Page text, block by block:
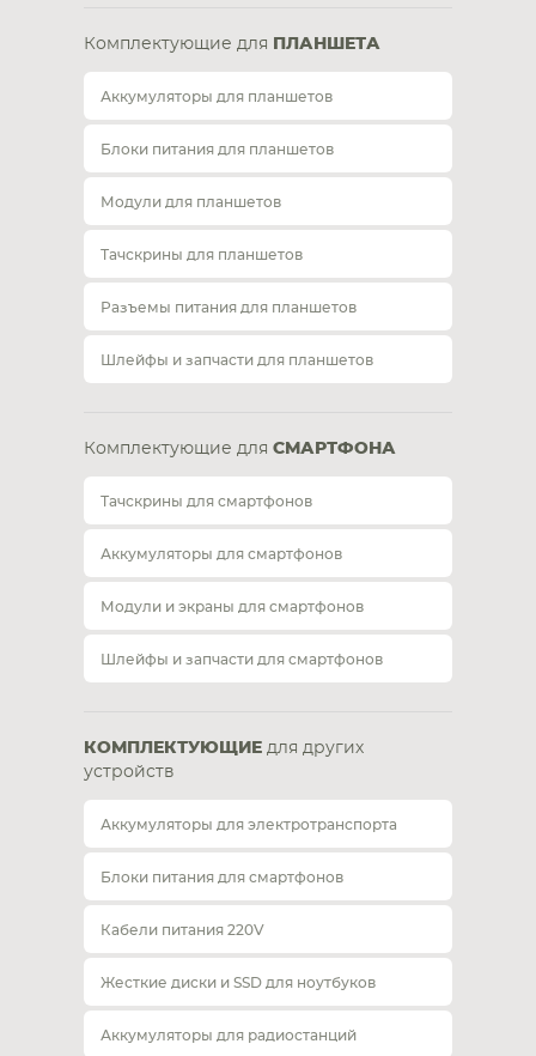
Комплектующие для ПЛАНШЕТА
Аккумуляторы для планшетов
Блоки питания для планшетов
Модули для планшетов
Тачскрины для планшетов
Разъемы питания для планшетов
Шлейфы и запчасти для планшетов
Комплектующие для СМАРТФОНА
Тачскрины для смартфонов
Аккумуляторы для смартфонов
Модули и экраны для смартфонов
Шлейфы и запчасти для смартфонов
КОМПЛЕКТУЮЩИЕ для других
устройств
Аккумуляторы для электротранспорта
Блоки питания для смартфонов
Кабели питания 220V
Жесткие диски и SSD для ноутбуков
Аккумуляторы для радиостанций